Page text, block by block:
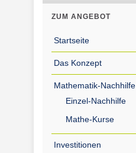
ZUM ANGEBOT
Startseite
Das Konzept
Mathematik-Nachhilfe
Einzel-Nachhilfe
Mathe-Kurse
Investitionen